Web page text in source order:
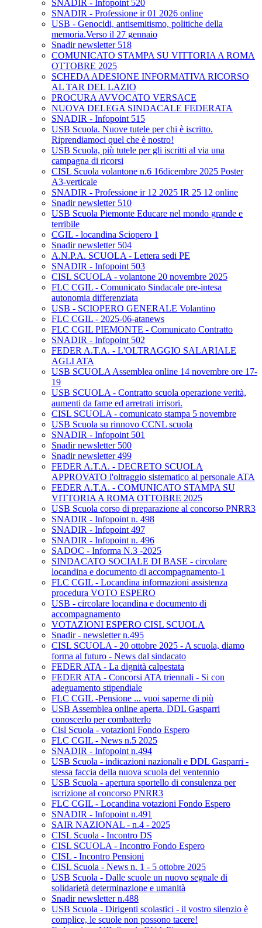
SNADIR - Infopoint 520
SNADIR - Professione ir 01 2026 online
USB - Genocidi, antisemitismo, politiche della
memoria.Verso il 27 gennaio
Snadir newsletter 518
COMUNICATO STAMPA SU VITTORIA A ROMA
OTTOBRE 2025
SCHEDA ADESIONE INFORMATIVA RICORSO
AL TAR DEL LAZIO
PROCURA AVVOCATO VERSACE
NUOVA DELEGA SINDACALE FEDERATA
SNADIR - Infopoint 515
USB Scuola. Nuove tutele per chi è iscritto.
Riprendiamoci quel che è nostro!
USB Scuola, più tutele per gli iscritti al via una
campagna di ricorsi
CISL Scuola volantone n.6 16dicembre 2025 Poster
A3-verticale
SNADIR - Professione ir 12 2025 IR 25 12 online
Snadir newsletter 510
USB Scuola Piemonte Educare nel mondo grande e
terribile
CGIL - locandina Sciopero 1
Snadir newsletter 504
A.N.P.A. SCUOLA - Lettera sedi PE
SNADIR - Infopoint 503
CISL SCUOLA - volantone 20 novembre 2025
FLC CGIL - Comunicato Sindacale pre-intesa
autonomia differenziata
USB - SCIOPERO GENERALE Volantino
FLC CGIL - 2025-06-atanews
FLC CGIL PIEMONTE - Comunicato Contratto
SNADIR - Infopoint 502
FEDER A.T.A. - L'OLTRAGGIO SALARIALE
AGLI ATA
USB SCUOLA Assemblea online 14 novembre ore 17-
19
USB SCUOLA - Contratto scuola operazione verità,
aumenti da fame ed arretrati irrisori.
CISL SCUOLA - comunicato stampa 5 novembre
USB Scuola su rinnovo CCNL scuola
SNADIR - Infopoint 501
Snadir newsletter 500
Snadir newsletter 499
FEDER A.T.A. - DECRETO SCUOLA
APPROVATO l'oltraggio sistematico al personale ATA
FEDER A.T.A. - COMUNICATO STAMPA SU
VITTORIA A ROMA OTTOBRE 2025
USB Scuola corso di preparazione al concorso PNRR3
SNADIR - Infopoint n. 498
SNADIR - Infopoint 497
SNADIR - Infopoint n. 496
SADOC - Informa N.3 -2025
SINDACATO SOCIALE DI BASE - circolare
locandina e documento di accompagnamento-1
FLC CGIL - Locandina informazioni assistenza
procedura VOTO ESPERO
USB - circolare locandina e documento di
accompagnamento
VOTAZIONI ESPERO CISL SCUOLA
Snadir - newsletter n.495
CISL SCUOLA - 20 ottobre 2025 - A scuola, diamo
forma al futuro - News dal sindacato
FEDER ATA - La dignità calpestata
FEDER ATA - Concorsi ATA triennali - Si con
adeguamento stipendiale
FLC CGIL -Pensione ... vuoi saperne di più
USB Assemblea online aperta. DDL Gasparri
conoscerlo per combatterlo
Cisl Scuola - votazioni Fondo Espero
FLC CGIL - News n.5 2025
SNADIR - Infopoint n.494
USB Scuola - indicazioni nazionali e DDL Gasparri -
stessa faccia della nuova scuola del ventennio
USB Scuola - apertura sportello di consulenza per
iscrizione al concorso PNRR3
FLC CGIL - Locandina votazioni Fondo Espero
SNADIR - Infopoint n.491
SAIR NAZIONAL - n.4 - 2025
CISL Scuola - Incontro DS
CISL SCUOLA - Incontro Fondo Espero
CISL - Incontro Pensioni
CISL Scuola - News n. 1 - 5 ottobre 2025
USB Scuola - Dalle scuole un nuovo segnale di
solidarietà determinazione e umanità
Snadir newsletter n.488
USB Scuola - Dirigenti scolastici - il vostro silenzio è
complice, le scuole non possono tacere!